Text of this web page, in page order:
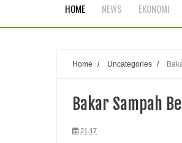
HOME NEWS EKONOMI
Home / Uncategories /
Bakar Sampah
21.17